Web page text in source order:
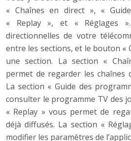
« Chaînes en direct », «
« Replay », et « Réglages
directionnelles de votre
entre les sections, et le bouton «
une section. La section «
permet de regarder les chaînes
La section « Guide des
consulter le programme TV des
« Replay » vous permet de
déjà diffusés. La section «
modifier les paramètres de